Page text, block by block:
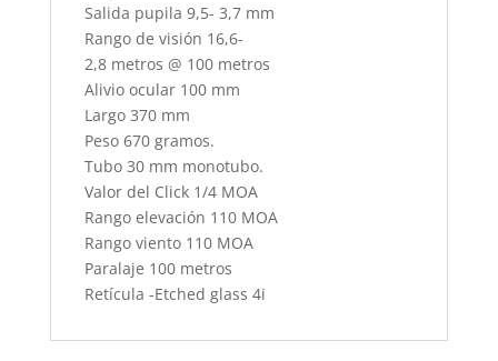
Salida pupila 9,5- 3,7 mm
Rango de visión 16,6-
2,8 metros @ 100 metros
Alivio ocular 100 mm
Largo 370 mm
Peso 670 gramos.
Tubo 30 mm monotubo.
Valor del Click 1/4 MOA
Rango elevación 110 MOA
Rango viento 110 MOA
Paralaje 100 metros
Retícula -Etched glass 4i